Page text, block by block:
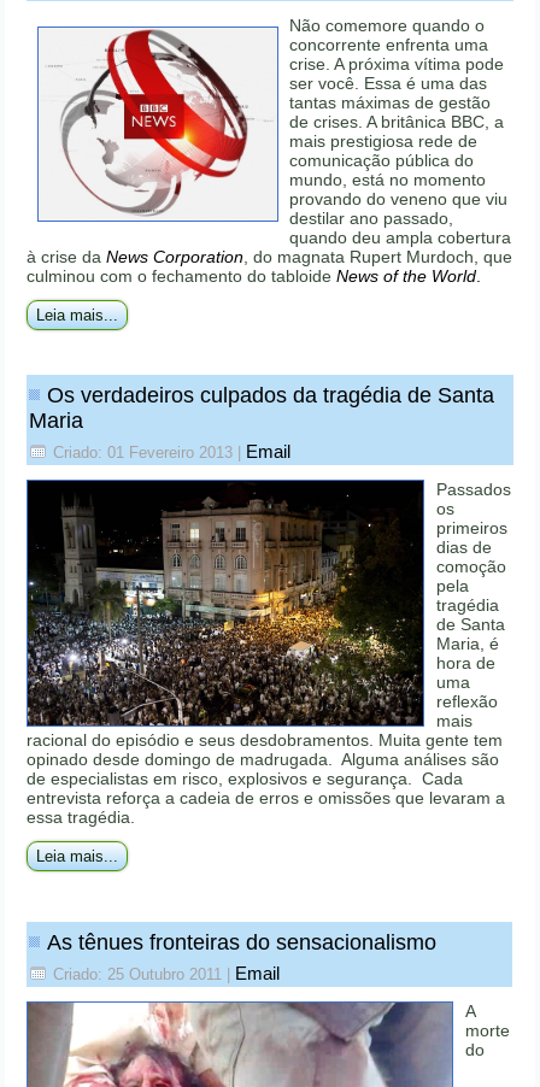
Não comemore quando o
concorrente enfrenta uma
crise. A próxima vítima pode
ser você. Essa é uma das
tantas máximas de gestão
de crises. A britânica BBC, a
mais prestigiosa rede de
comunicação pública do
mundo, está no momento
provando do veneno que viu
destilar ano passado,
quando deu ampla cobertura
à crise daNews Corporation , do magnata Rupert Murdoch, que
culminou com o fechamento do tabloideNews of the World
Leia mais...
Os verdadeiros culpados da tragédia de Santa
Maria
Criado: 01 Fevereiro 2013 Email
Passados
os
primeiros
dias de
comoção
pela
tragédia
de Santa
Maria, é
hora de
uma
reflexão
mais
racional do episódio e seus desdobramentos. Muita gente tem
opinado desde domingo de madrugada. Alguma análises são
de especialistas em risco, explosivos e segurança. Cada
entrevista reforça a cadeia de erros e omissões que levaram a
essa tragédia.
Leia mais...
As tênues fronteiras do sensacionalismo
Criado: 25 Outubro 2011 Email
A
morte
do